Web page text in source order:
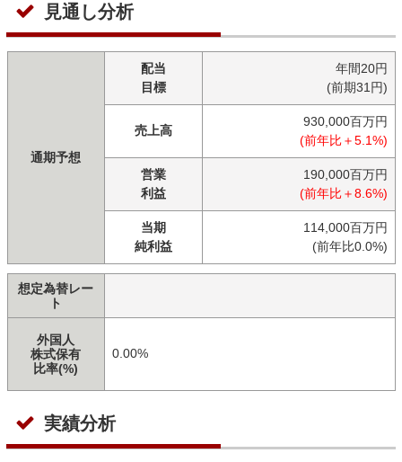
見通し分析
通期予想
配当
目標
年間20円
(前期31円)
売上高
930,000百万円
(前年比＋5.1%)
営業
利益
190,000百万円
(前年比＋8.6%)
当期
純利益
114,000百万円
(前年比0.0%)
想定為替レー
ト
外国人
株式保有
比率(%)
0.00%
実績分析